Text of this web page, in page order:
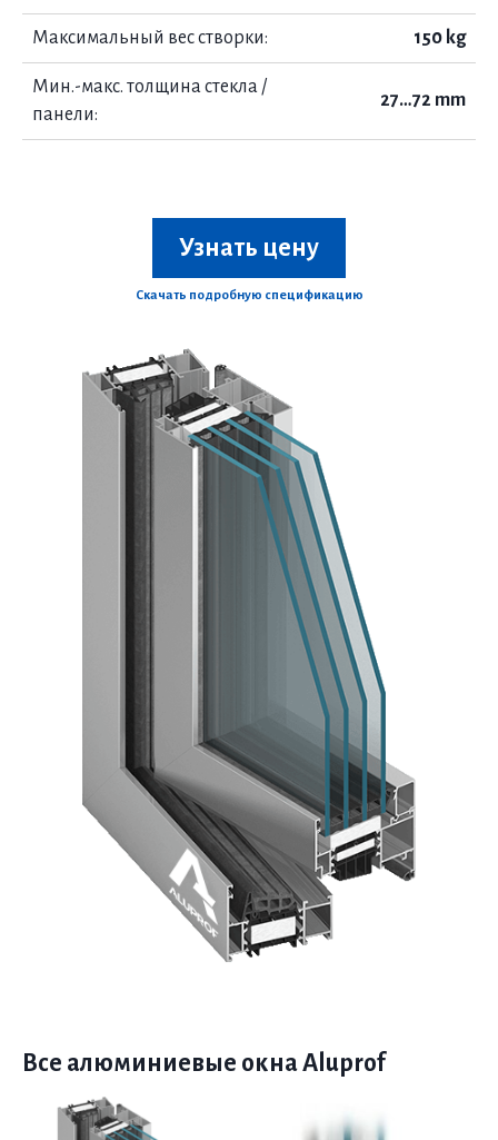
Максимальный вес створки: 150 kg
Мин.-макс. толщина стекла /
панели:
27…72 mm
Узнать цену
Скачать подробную спецификацию
Все алюминиевые окна Aluprof